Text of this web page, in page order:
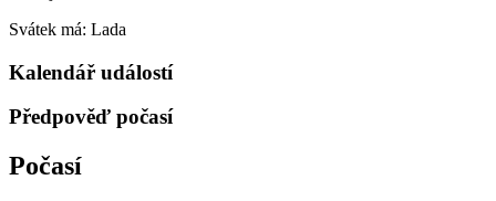
Svátek má: Lada
Kalendář událostí
Předpověď počasí
Počasí